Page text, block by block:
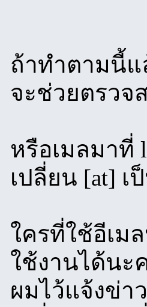
ถ้าทำตามนี้แ
จะช่วยตรวจ
หรือเมลมาที่
เปลี่ยน [at] เ
ใครที่ใช้อีเม
ใช้งานได้นะ
ผมไว้แจ้งข่า